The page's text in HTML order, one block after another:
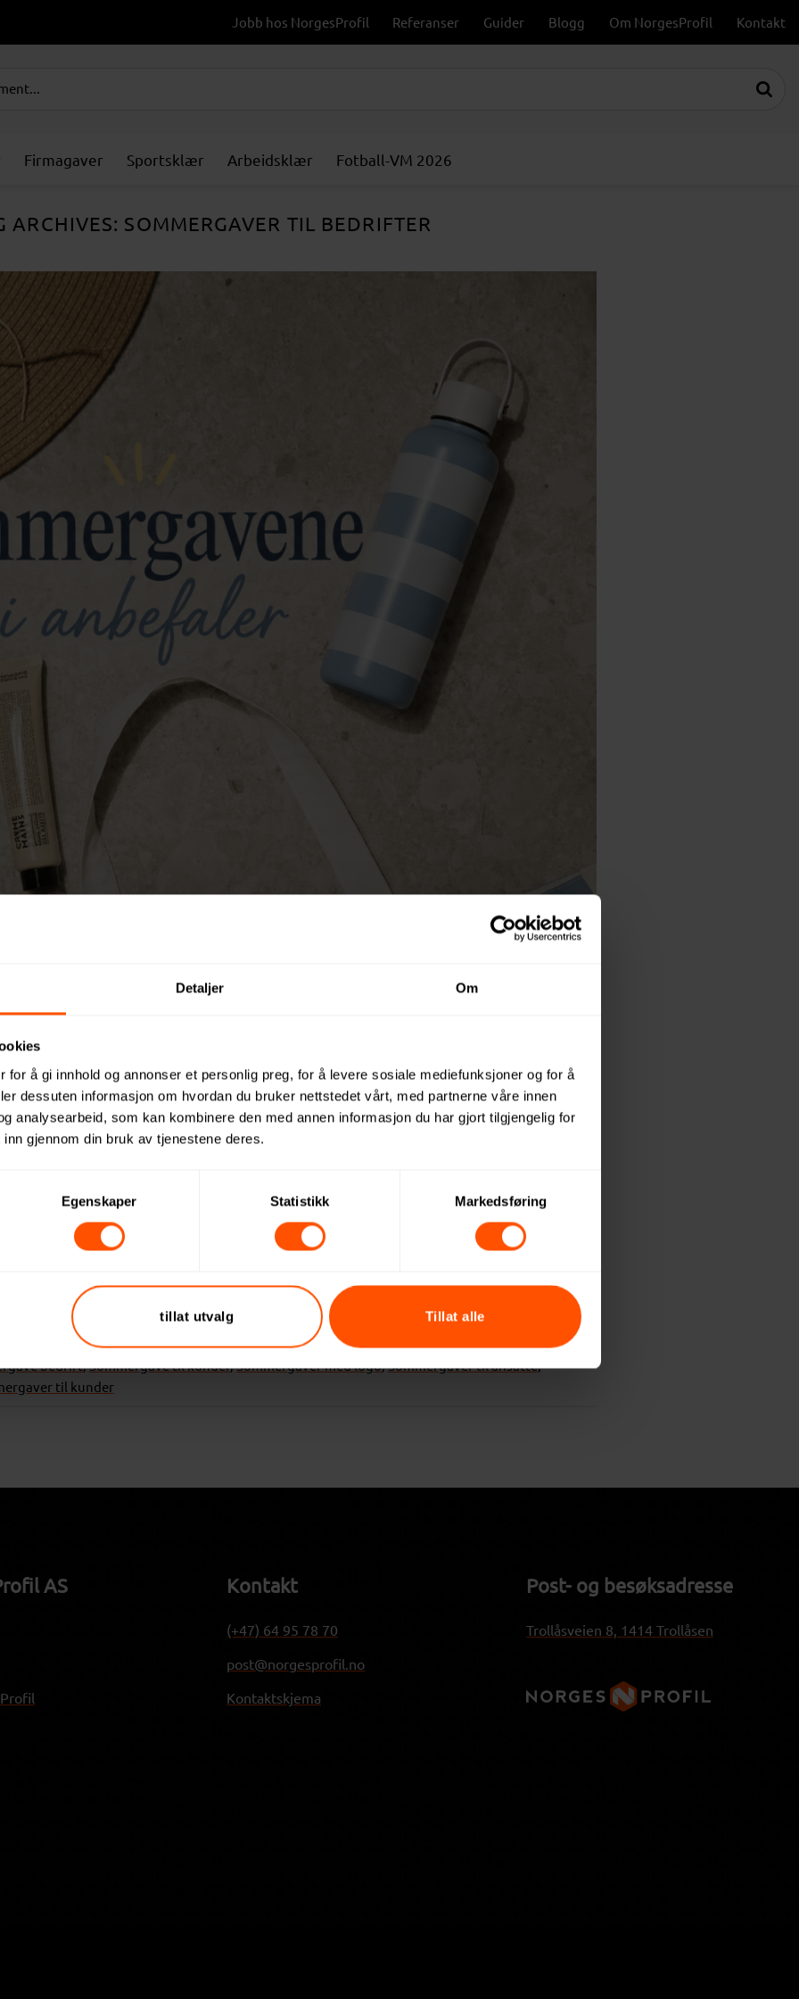
Detaljer Om
for å gi innhold og annonser et personlig preg, for å levere sosiale mediefunksjoner og for å
dessuten informasjon om hvordan du bruker nettstedet vårt, med partnerne våre innen
analysearbeid, som kan kombinere den med annen informasjon du har gjort tilgjengelig for
gjennom din bruk av tjenestene deres.
Egenskaper Statistikk Markedsføring
tillat utvalg Tillat alle
Jobb hos NorgesProfil Referanser Guider Blogg Om NorgesProfil Kontakt
Firmagaver Sportsklær Arbeidsklær Fotball-VM 2026
ARCHIVES: SOMMERGAVER TIL BEDRIFTER
til ansatte og kunder
LØVSTAD-SENDER
TaggedFirmagaver sommer,Firmagaver til ansatte,Gaver til ansatte sommer
bedrift,Sommergave til kunder,Sommergaver med logo,Sommergaver til ansatte,
til kunder
AS Kontakt
(+47) 64 95 78 70
post@norgesprofil.no
Kontaktskjema
Post- og besøksadresse
Trollåsveien 8, 1414 Trollåsen